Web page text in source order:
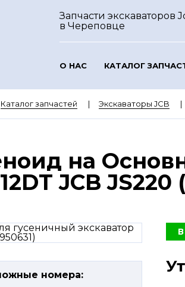
Запчасти экскаваторов
в Череповце
О НАС КАТАЛОГ
Каталог запчастей Экскаваторы JCB
на
JCB JS220
номера: